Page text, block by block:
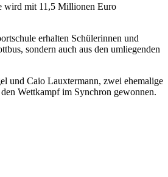
wird mit 11,5 Millionen Euro
erhalten Schülerinnen und
sondern auch aus den umliegenden
und Caio Lauxtermann, zwei ehemalige
Wettkampf im Synchron gewonnen.